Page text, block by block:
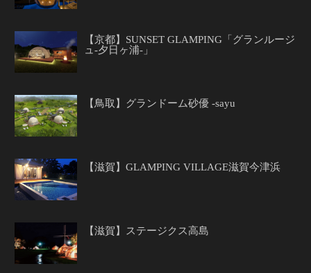
【京都】SUNSET GLAMPING「グランルージ
ュ-夕日ヶ浦-」
【鳥取】グランドーム砂優 -sayu
【滋賀】GLAMPING VILLAGE滋賀今津浜
【滋賀】ステージクス高島